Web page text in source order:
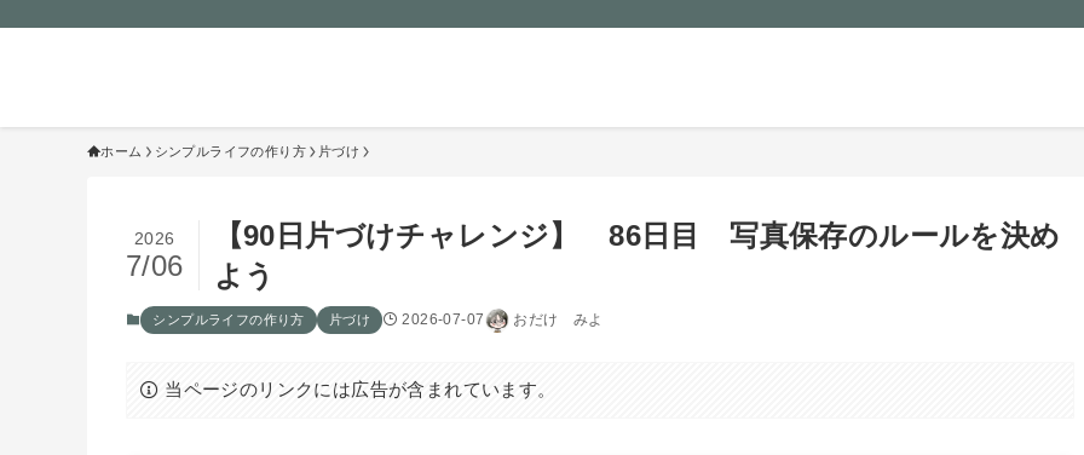
ホーム シンプルライフの作り方 片づけ
【90日片づけチャレンジ】 86日目 写真保存のルールを決め
よう
2026
7/06
シンプルライフの作り方 片づけ 2026-07-07 おだけ みよ
当ページのリンクには広告が含まれています。